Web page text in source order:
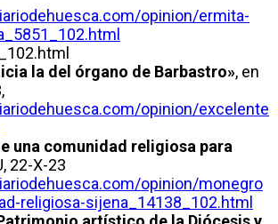
opinion/ermita-
la del órgano de Barbastro», en
opinion/excelente
una comunidad religiosa para
22-X-23
opinion/monegro
religiosa-sijena_14138_102.html